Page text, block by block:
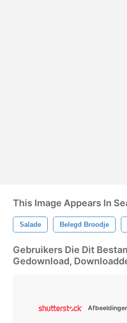
This Image Appears In
Salade Belegd Broodje
Gebruikers Die Dit
Gedownload,